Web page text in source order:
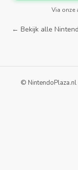
Via onze
← Bekijk alle
©